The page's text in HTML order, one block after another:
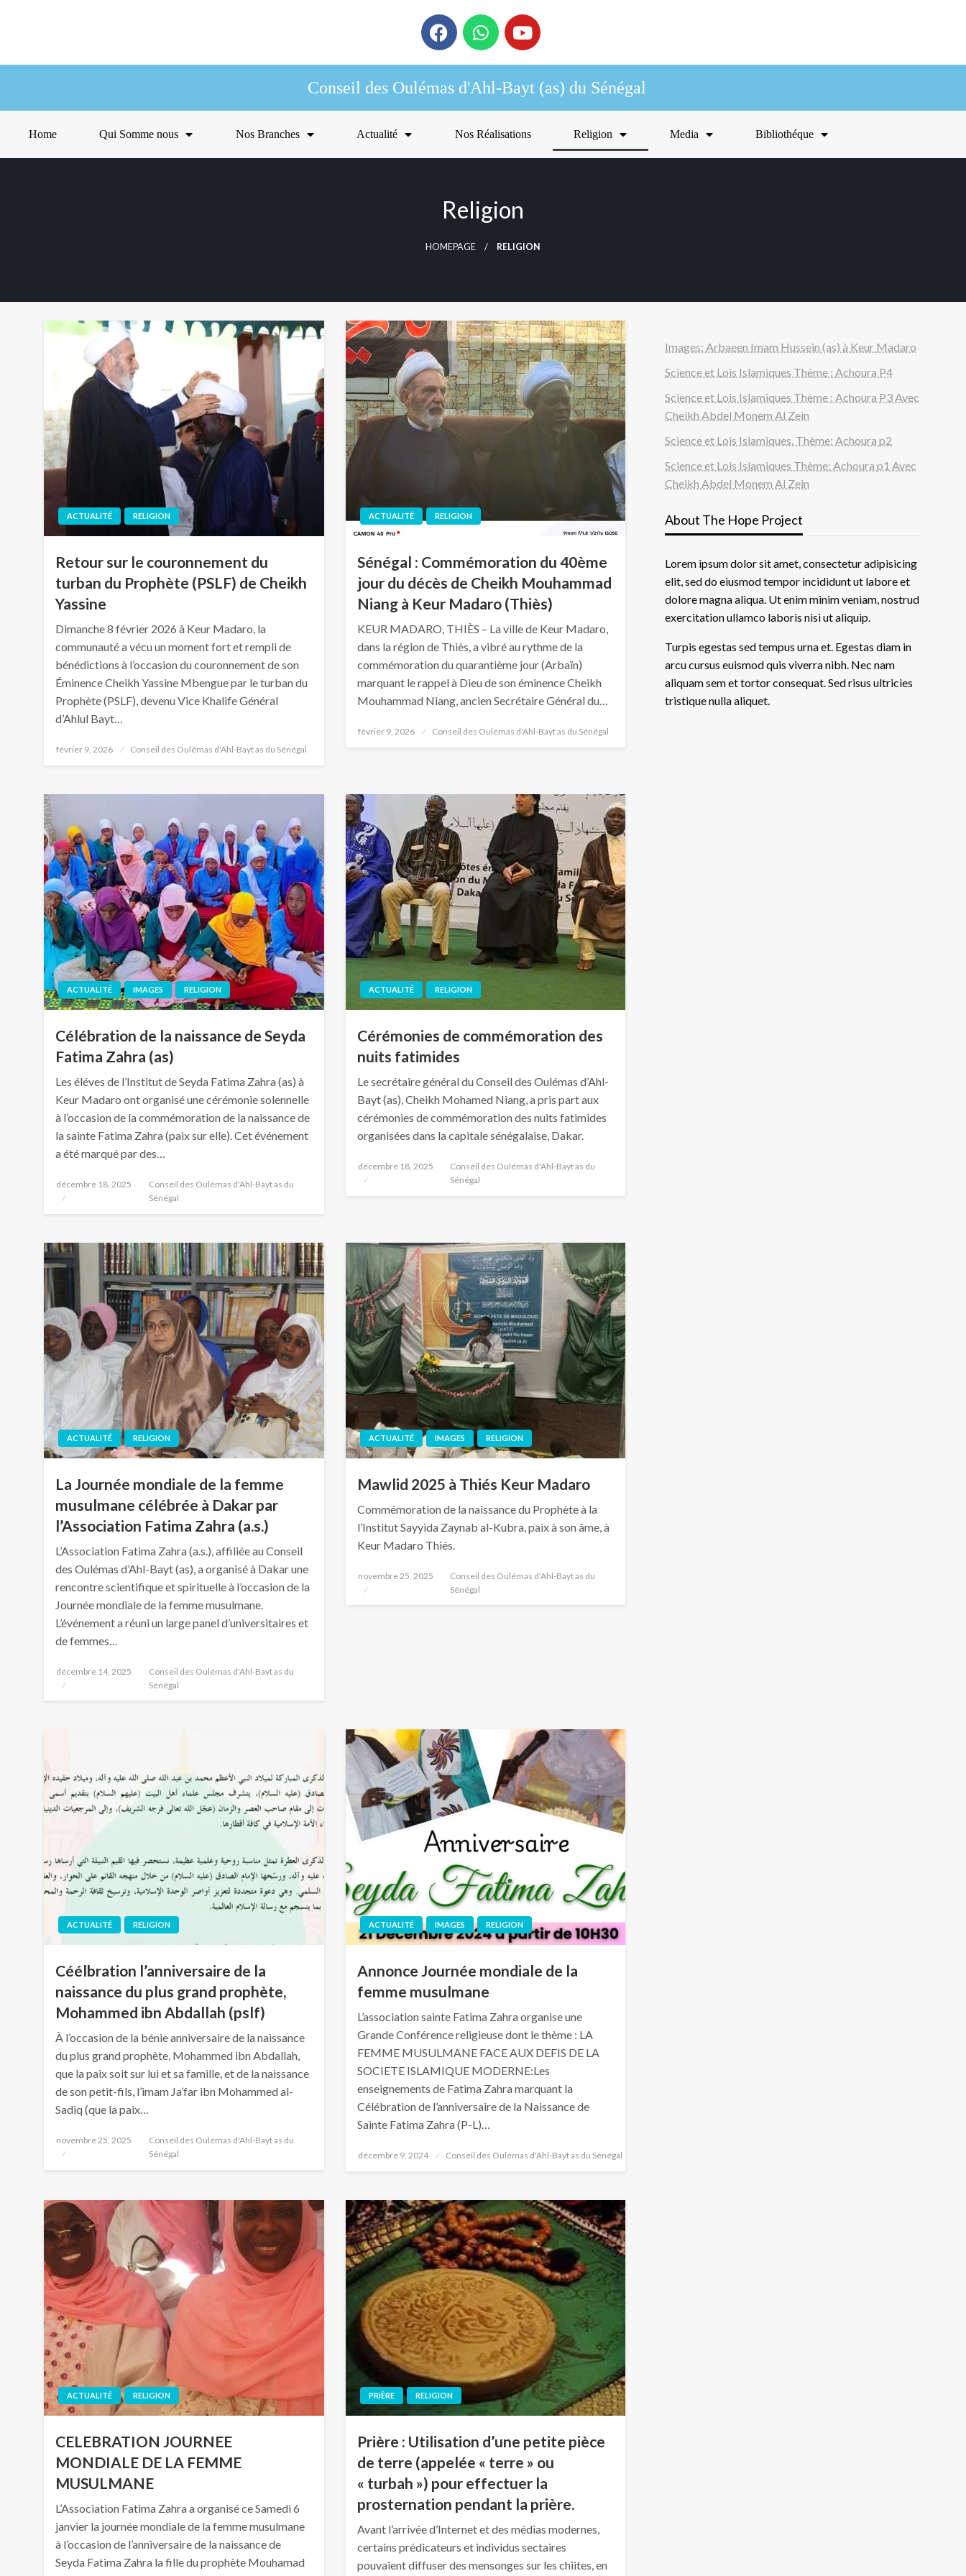
Conseil des Oulémas d'Ahl-Bayt (as) du Sénégal
Home Qui Somme nous Nos Branches Actualité Nos Réalisations Religion Media Bibliothéque
Religion
HOMEPAGE RELIGION
ACTUALITÉ RELIGION
Retour sur le couronnement du
turban du Prophète (PSLF) de Cheikh
Yassine
Dimanche 8 février 2026 à Keur Madaro, la
communauté a vécu un moment fort et rempli de
bénédictions à l’occasion du couronnement de son
Éminence Cheikh Yassine Mbengue par le turban du
Prophète (PSLF), devenu Vice Khalife Général
d’Ahlul Bayt…
février 9, 2026 Conseil des Oulémas d'Ahl-Bayt as du Sénégal
ACTUALITÉ RELIGION
Sénégal : Commémoration du 40ème
jour du décès de Cheikh Mouhammad
Niang à Keur Madaro (Thiès)
KEUR MADARO, THIÈS – La ville de Keur Madaro,
dans la région de Thiès, a vibré au rythme de la
commémoration du quarantième jour (Arbaïn)
marquant le rappel à Dieu de son éminence Cheikh
Mouhammad Niang, ancien Secrétaire Général du…
février 9, 2026 Conseil des Oulémas d'Ahl-Bayt as du Sénégal
ACTUALITÉ IMAGES RELIGION
Célébration de la naissance de Seyda
Fatima Zahra (as)
Les éléves de l’Institut de Seyda Fatima Zahra (as) à
Keur Madaro ont organisé une cérémonie solennelle
à l’occasion de la commémoration de la naissance de
la sainte Fatima Zahra (paix sur elle). Cet événement
a été marqué par des…
décembre 18, 2025
Conseil des Oulémas d'Ahl-Bayt as du
Sénégal
ACTUALITÉ RELIGION
Cérémonies de commémoration des
nuits fatimides
Le secrétaire général du Conseil des Oulémas d’Ahl-
Bayt (as), Cheikh Mohamed Niang, a pris part aux
cérémonies de commémoration des nuits fatimides
organisées dans la capitale sénégalaise, Dakar.
décembre 18, 2025
Conseil des Oulémas d'Ahl-Bayt as du
Sénégal
ACTUALITÉ RELIGION
La Journée mondiale de la femme
musulmane célébrée à Dakar par
l’Association Fatima Zahra (a.s.)
L’Association Fatima Zahra (a.s.), affiliée au Conseil
des Oulémas d’Ahl-Bayt (as), a organisé à Dakar une
rencontre scientifique et spirituelle à l’occasion de la
Journée mondiale de la femme musulmane.
L’événement a réuni un large panel d’universitaires et
de femmes…
décembre 14, 2025
Conseil des Oulémas d'Ahl-Bayt as du
Sénégal
ACTUALITÉ IMAGES RELIGION
Mawlid 2025 à Thiés Keur Madaro
Commémoration de la naissance du Prophète à la
l’Institut Sayyida Zaynab al-Kubra, paix à son âme, à
Keur Madaro Thiés.
novembre 25, 2025
Conseil des Oulémas d'Ahl-Bayt as du
Sénégal
ACTUALITÉ RELIGION
Céélbration l’anniversaire de la
naissance du plus grand prophète,
Mohammed ibn Abdallah (pslf)
À l’occasion de la bénie anniversaire de la naissance
du plus grand prophète, Mohammed ibn Abdallah,
que la paix soit sur lui et sa famille, et de la naissance
de son petit-fils, l’imam Ja’far ibn Mohammed al-
Sadiq (que la paix…
novembre 25, 2025
Conseil des Oulémas d'Ahl-Bayt as du
Sénégal
ACTUALITÉ IMAGES RELIGION
Annonce Journée mondiale de la
femme musulmane
L’association sainte Fatima Zahra organise une
Grande Conférence religieuse dont le thème : LA
FEMME MUSULMANE FACE AUX DEFIS DE LA
SOCIETE ISLAMIQUE MODERNE:Les
enseignements de Fatima Zahra marquant la
Célébration de l’anniversaire de la Naissance de
Sainte Fatima Zahra (P-L)…
décembre 9, 2024 Conseil des Oulémas d'Ahl-Bayt as du Sénégal
ACTUALITÉ RELIGION
CELEBRATION JOURNEE
MONDIALE DE LA FEMME
MUSULMANE
L’Association Fatima Zahra a organisé ce Samedi 6
janvier la journée mondiale de la femme musulmane
à l’occasion de l’anniversaire de la naissance de
Seyda Fatima Zahra la fille du prophète Mouhamad
PRIÈRE RELIGION
Prière : Utilisation d’une petite pièce
de terre (appelée « terre » ou
« turbah ») pour effectuer la
prosternation pendant la prière.
Avant l’arrivée d’Internet et des médias modernes,
certains prédicateurs et individus sectaires
pouvaient diffuser des mensonges sur les chiites, en
Images: Arbaeen Imam Hussein (as) à Keur Madaro
Science et Lois Islamiques Thème : Achoura P4
Science et Lois Islamiques Thème : Achoura P3 Avec
Cheikh Abdel Monem Al Zein
Science et Lois Islamiques. Thème: Achoura p2
Science et Lois Islamiques Thème: Achoura p1 Avec
Cheikh Abdel Monem Al Zein
About The Hope Project
Lorem ipsum dolor sit amet, consectetur adipisicing
elit, sed do eiusmod tempor incididunt ut labore et
dolore magna aliqua. Ut enim minim veniam, nostrud
exercitation ullamco laboris nisi ut aliquip.
Turpis egestas sed tempus urna et. Egestas diam in
arcu cursus euismod quis viverra nibh. Nec nam
aliquam sem et tortor consequat. Sed risus ultricies
tristique nulla aliquet.